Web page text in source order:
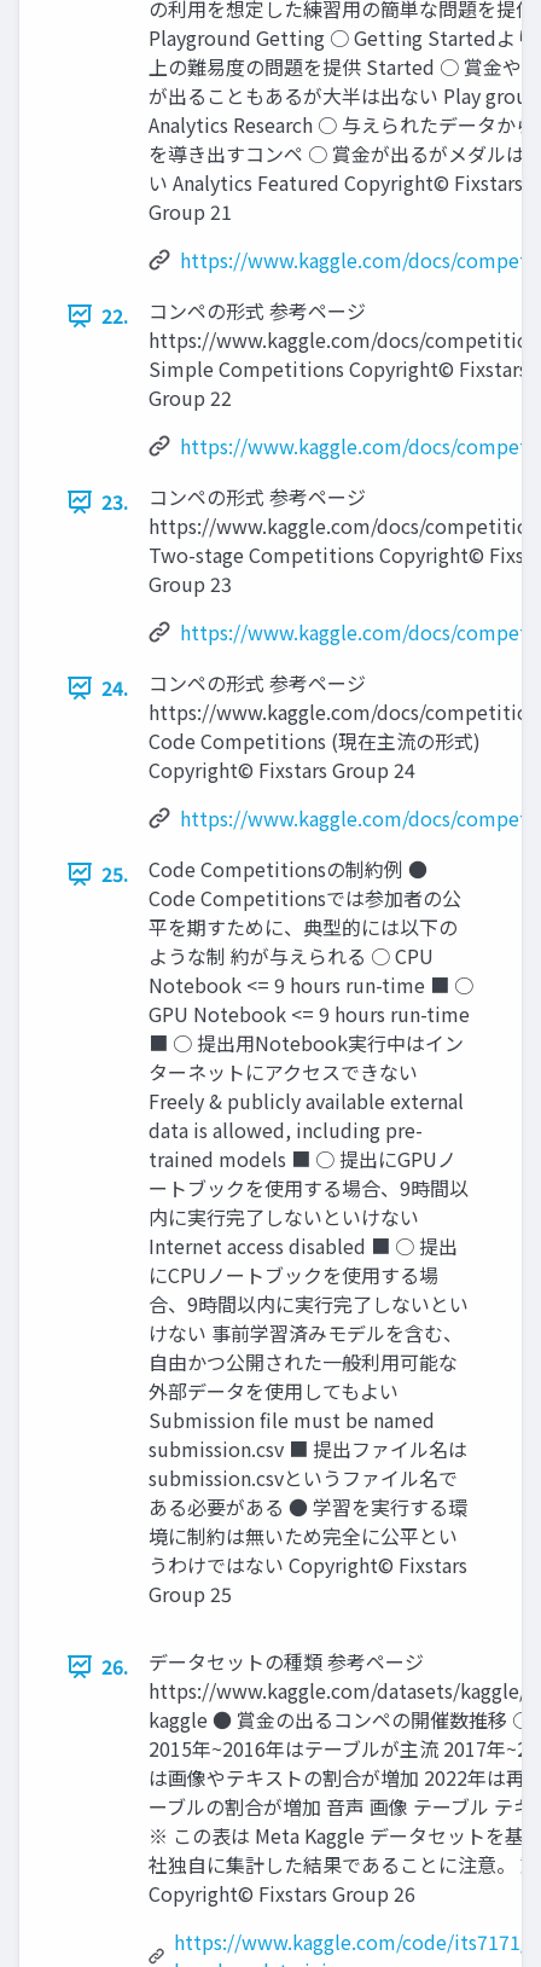
の利用を想定した練習用の簡単な問題を提供
Playground Getting ○ Getting Startedより
上の難易度の問題を提供 Started ○ 賞金や
が出ることもあるが大半は出ない Play
Analytics Research ○ 与えられたデータから
を導き出すコンペ ○ 賞金が出るがメダルは
い Analytics Featured Copyright© Fixstars
Group 21
https://www.kaggle.com/docs/
22.
コンペの形式 参考ページ
https://www.kaggle.com/docs/
Simple Competitions Copyright© Fixstars
Group 22
https://www.kaggle.com/docs/
23.
コンペの形式 参考ページ
https://www.kaggle.com/docs/
Two-stage Competitions Copyright©
Group 23
https://www.kaggle.com/docs/
24.
コンペの形式 参考ページ
https://www.kaggle.com/docs/
Code Competitions (現在主流の形式)
Copyright© Fixstars Group 24
https://www.kaggle.com/docs/
25.
Code Competitionsの制約例 ●
Code Competitionsでは参加者の公
平を期すために、典型的には以下の
ような制 約が与えられる ○ CPU
Notebook <= 9 hours run-time ■ ○
GPU Notebook <= 9 hours run-time
■ ○ 提出用Notebook実行中はイン
ターネットにアクセスできない
Freely & publicly available external
data is allowed, including pre-
trained models ■ ○ 提出にGPUノ
ートブックを使用する場合、9時間以
内に実行完了しないといけない
Internet access disabled ■ ○ 提出
にCPUノートブックを使用する場
合、9時間以内に実行完了しないとい
けない 事前学習済みモデルを含む、
自由かつ公開された一般利用可能な
外部データを使用してもよい
Submission file must be named
submission.csv ■ 提出ファイル名は
submission.csvというファイル名で
ある必要がある ● 学習を実行する環
境に制約は無いため完全に公平とい
うわけではない Copyright© Fixstars
Group 25
26.
データセットの種類 参考ページ
https://www.kaggle.com/datasets/kaggle/
kaggle ● 賞金の出るコンペの開催数推移
2015年~2016年はテーブルが主流 2017年
は画像やテキストの割合が増加 2022年は再
ーブルの割合が増加 音声 画像 テーブル テキ
※ この表は Meta Kaggle データセットを基
社独自に集計した結果であることに注意。
Copyright© Fixstars Group 26
https://www.kaggle.com/code/its7171/